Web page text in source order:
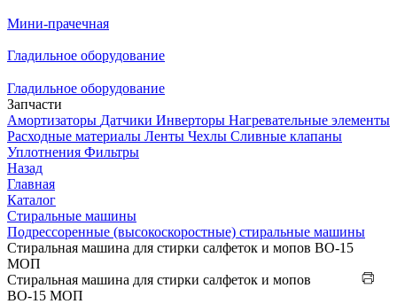
Мини-прачечная
Гладильное оборудование
Гладильное оборудование
Запчасти
Амортизаторы Датчики Инверторы Нагревательные элементы
Расходные материалы Ленты Чехлы Сливные клапаны
Уплотнения Фильтры
Назад
Главная
Каталог
Стиральные машины
Подрессоренные (высокоскоростные) стиральные машины
Стиральная машина для стирки салфеток и мопов ВО-15
МОП
Стиральная машина для стирки салфеток и мопов
ВО-15 МОП